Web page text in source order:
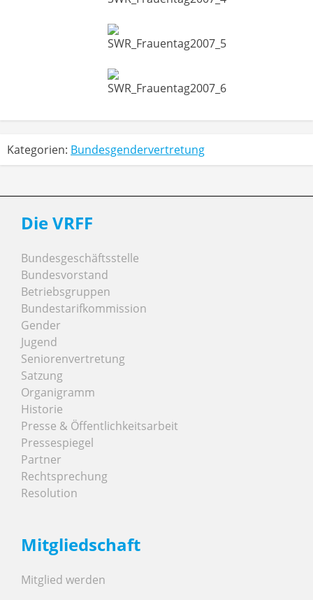
Kategorien: Bundesgendervertretung
Die VRFF
Bundesgeschäftsstelle
Bundesvorstand
Betriebsgruppen
Bundestarifkommission
Gender
Jugend
Seniorenvertretung
Satzung
Organigramm
Historie
Presse & Öffentlichkeitsarbeit
Pressespiegel
Partner
Rechtsprechung
Resolution
Mitgliedschaft
Mitglied werden